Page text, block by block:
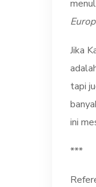
Jika
tapi
ini
***